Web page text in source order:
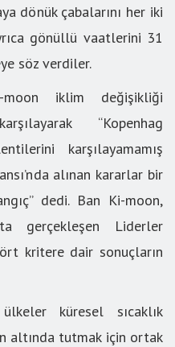
dönük çabalarını her iki
gönüllü vaatlerini 31
söz verdiler.
iklim değişikliği
“Kopenhag
karşılayamamış
alınan kararlar bir
dedi. Ban Ki-moon,
gerçekleşen Liderler
kritere dair sonuçların
küresel sıcaklık
altında tutmak için ortak